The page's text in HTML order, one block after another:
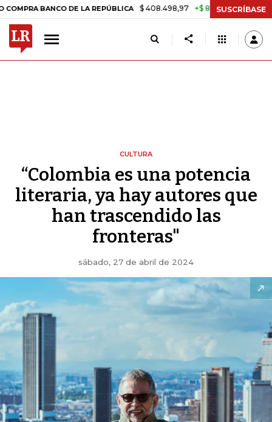
DE LA REPÚBLICA $ 408.498,97 +$ 8.753,81 +2,19% TASA
SUSCRÍBASE
CULTURA
“Colombia es una potencia
literaria, ya hay autores que
han trascendido las
fronteras"
sábado, 27 de abril de 2024